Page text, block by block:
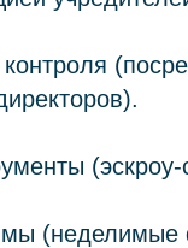
(неделимые